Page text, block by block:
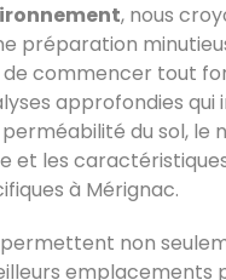
, nous
préparation
de commencer tout
approfondies qui
du sol, le
et les
à Mérignac.
non
emplacements